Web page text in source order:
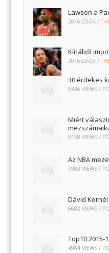
Lawson a
2016-03-04 /
Kínából
2016-03-03 /
30 érdekes
9336 VIEWS /
Miért
9158 VIEWS /
Az NBA
7983 VIEWS /
Dávid
6682 VIEWS /
Top10 2015-
4984 VIEWS /